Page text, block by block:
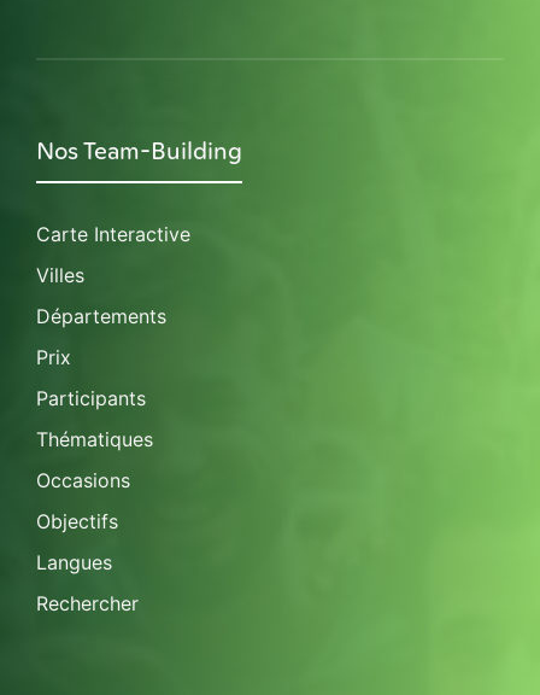
Nos Team-Building
Carte Interactive
Villes
Départements
Prix
Participants
Thématiques
Occasions
Objectifs
Langues
Rechercher